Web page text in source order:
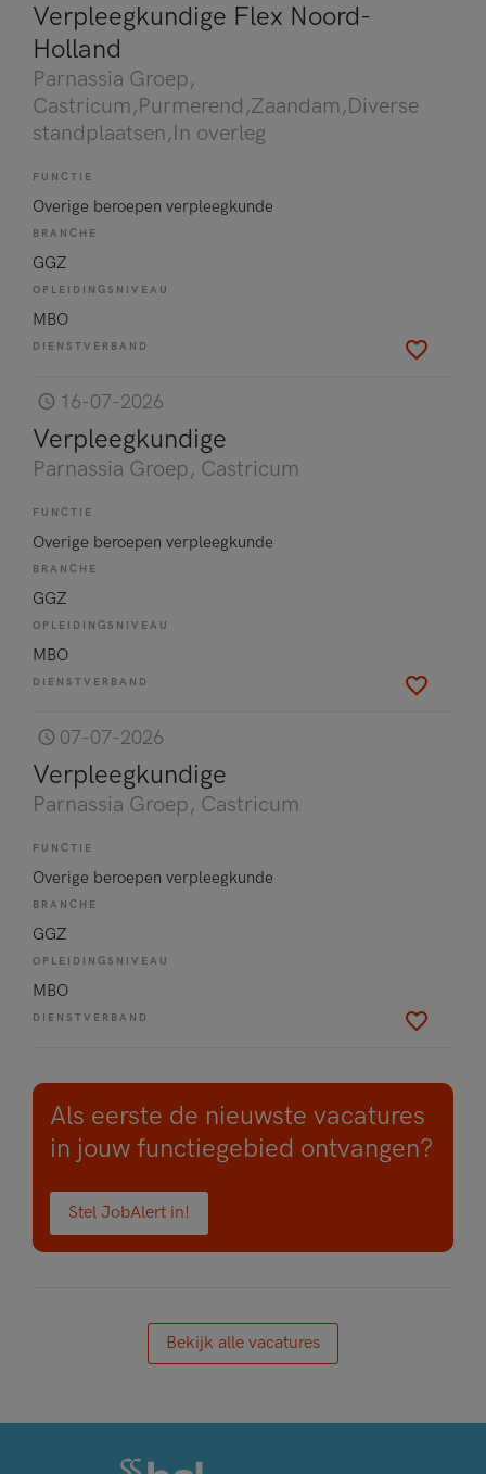
Verpleegkundige Flex Noord-
Holland
Parnassia Groep,
Castricum,Purmerend,Zaandam,Diverse
standplaatsen,In overleg
FUNCTIE
Overige beroepen verpleegkunde
BRANCHE
GGZ
OPLEIDINGSNIVEAU
MBO
DIENSTVERBAND
16-07-2026
Verpleegkundige
Parnassia Groep, Castricum
FUNCTIE
Overige beroepen verpleegkunde
BRANCHE
GGZ
OPLEIDINGSNIVEAU
MBO
DIENSTVERBAND
07-07-2026
Verpleegkundige
Parnassia Groep, Castricum
FUNCTIE
Overige beroepen verpleegkunde
BRANCHE
GGZ
OPLEIDINGSNIVEAU
MBO
DIENSTVERBAND
Als eerste de nieuwste vacatures
in jouw functiegebied ontvangen?
Stel JobAlert in!
Bekijk alle vacatures